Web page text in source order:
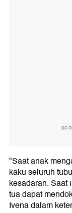
"Saat anak
kaku seluruh
kesadaran. Saat
tua dapat
Ivena dalam